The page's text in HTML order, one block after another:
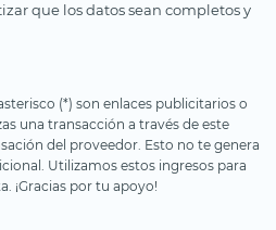
que los datos sean completos y
(*) son enlaces publicitarios o
una transacción a través de este
del proveedor. Esto no te genera
Utilizamos estos ingresos para
¡Gracias por tu apoyo!